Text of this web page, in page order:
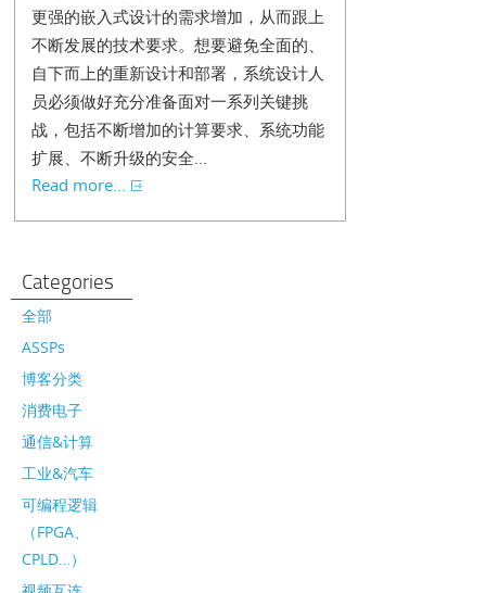
更强的嵌入式设计的需求增加，从而跟上
不断发展的技术要求。想要避免全面的、
自下而上的重新设计和部署，系统设计人
员必须做好充分准备面对一系列关键挑
战，包括不断增加的计算要求、系统功能
扩展、不断升级的安全...
Read more...
Categories
全部
ASSPs
博客分类
消费电子
通信&计算
工业&汽车
可编程逻辑
（FPGA、
CPLD…）